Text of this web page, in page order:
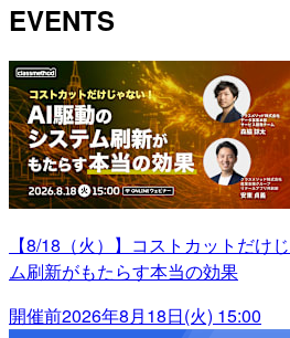
EVENTS
【8/18（火）】コストカットだけ
ム刷新がもたらす本当の効果
開催前2026年8月18日(火) 15:00